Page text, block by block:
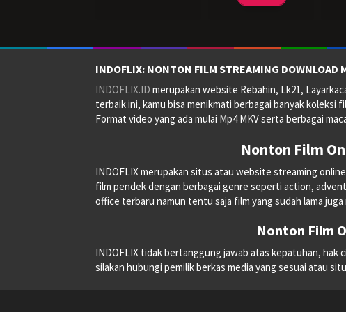
INDOFLIX: NONTON FILM STREAMING DOWNLOAD
INDOFLIX.ID merupakan website Rebahin, Lk21,
terbaik ini, kamu bisa menikmati berbagai banyak koleksi
Format video yang ada mulai Mp4 MKV serta berbagai
Nonton Film
INDOFLIX merupakan situs atau website streaming
film pendek dengan berbagai genre seperti action,
office terbaru namun tentu saja film yang sudah lama
Nonton Film
INDOFLIX tidak bertanggung jawab atas kepatuhan, hak
silakan hubungi pemilik berkas media yang sesuai atau